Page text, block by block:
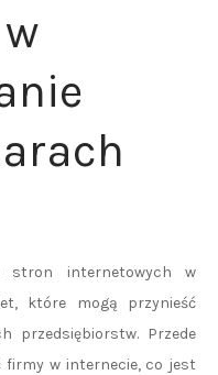
stron internetowych w
które mogą przynieść
przedsiębiorstw. Przede
firmy w internecie, co jest